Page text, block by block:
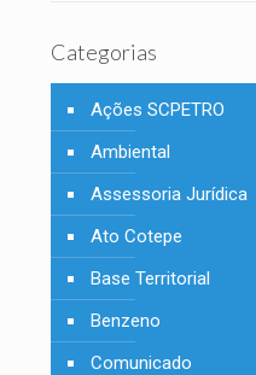
Categorias
Ações SCPETRO
Ambiental
Assessoria Jurídica
Ato Cotepe
Base Territorial
Benzeno
Comunicado